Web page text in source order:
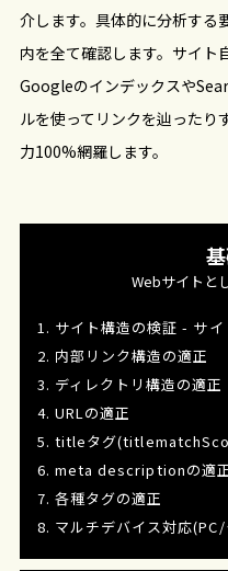
介します。具体的に分析する
内を全て確認します。サイト
Googleのインデックスや
ルを使ってリンクを辿ったり
力100%網羅します。
Webサイトと
1. サイト構造の検証 - サイ
2. 内部リンク構造の適正
3. ディレクトリ構造の適正
4. URLの適正
5. titleタグ
6. meta descriptionの適
7. 各種タグの適正
8. マルチデバイス対応